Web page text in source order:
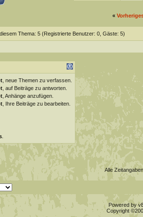
«
Thema: 5 (Registrierte Benutzer: 0, Gäste: 5)
, neue Themen zu verfassen.
, auf Beiträge zu antworten.
, Anhänge anzufügen.
, Ihre Beiträge zu bearbeiten.
.
Alle
Powered by
Copyright